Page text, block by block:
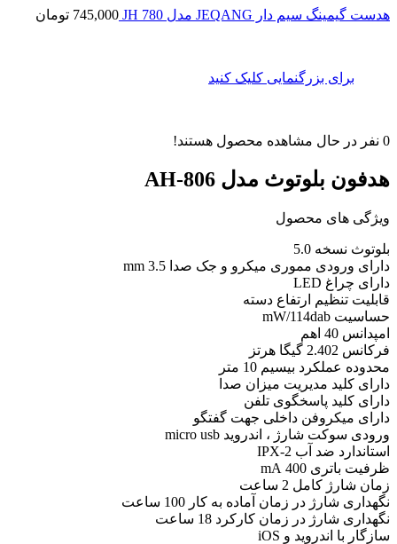
هدست گیمینگ سیم دار JEQANG مدل JH 780 745,000 تومان
برای بزرگنمایی کلیک کنید
0 نفر در حال مشاهده محصول هستند!
هدفون بلوتوث مدل AH-806
ویژگی های محصول
بلوتوث نسخه 5.0
دارای ورودی مموری میکرو و جک صدا 3.5 mm
دارای چراغ LED
قابلیت تنظیم ارتفاع دسته
حساسیت mW/114dab
امپدانس 40 اهم
فرکانس 2.402 گیگا هرتز
محدوده عملکرد بیسیم 10 متر
دارای کلید مدیریت میزان صدا
دارای کلید پاسخگوی تلفن
دارای میکروفن داخلی جهت گفتگو
ورودی سوکت شارژ ، اندروید micro usb
استاندارد ضد آب IPX-2
ظرفیت باتری 400 mA
زمان شارژ کامل 2 ساعت
نگهداری شارژ در زمان آماده به کار 100 ساعت
نگهداری شارژ در زمان کارکرد 18 ساعت
سازگار با اندروید و iOS